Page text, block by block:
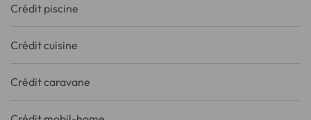
Crédit piscine
Crédit cuisine
Crédit caravane